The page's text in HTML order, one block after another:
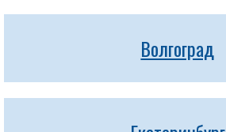
Волгоград